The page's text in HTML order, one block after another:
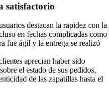
satisfactorio
destacan la rapidez con la
en fechas complicadas como
fue ágil y la entrega se realizó
aprecian haber sido
el estado de sus pedidos,
de las zapatillas hasta el